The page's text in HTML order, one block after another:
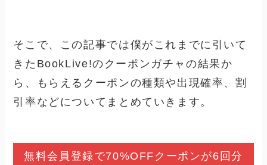
そこで、この記事では僕がこれまでに引いて
きたBookLive!のクーポンガチャの結果か
ら、もらえるクーポンの種類や出現確率、割
引率などについてまとめていきます。
無料会員登録で70%OFFクーポンが6回分